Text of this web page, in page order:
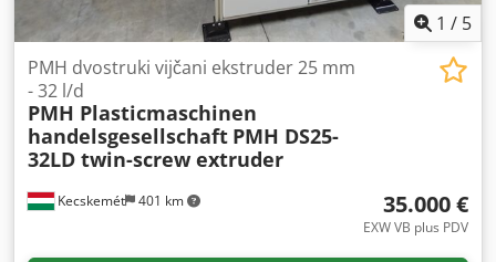
1 / 5
Kecskemét 401 km
PMH dvostruki vijčani ekstruder 25 mm
- 32 l/d
PMH Plasticmaschinen
handelsgesellschaft PMH DS25-
32LD twin-screw extruder
35.000 €
EXW VB plus PDV